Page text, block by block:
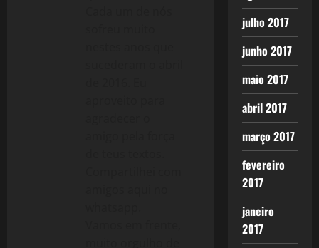
julho 2017
junho 2017
maio 2017
abril 2017
março 2017
fevereiro
2017
janeiro
2017